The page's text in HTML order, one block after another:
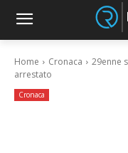
Home Cronaca
29enne
arrestato
Cronaca